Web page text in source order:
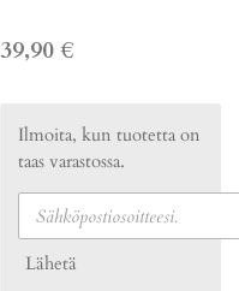
39,90 €
Ilmoita, kun tuotetta on
taas varastossa.
Lähetä